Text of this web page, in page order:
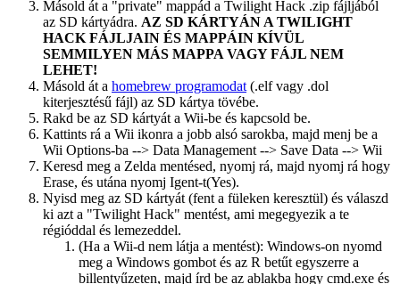
Másold át a "private" mappád a Twilight Hack .zip fájljából
az SD kártyádra. AZ SD KÁRTYÁN A TWILIGHT
HACK FÁJLJAIN ÉS MAPPÁIN KÍVÜL
SEMMILYEN MÁS MAPPA VAGY FÁJL NEM
LEHET!
Másold át a homebrew programodat (.elf vagy .dol
kiterjesztésű fájl) az SD kártya tövébe.
Rakd be az SD kártyát a Wii-be és kapcsold be.
Kattints rá a Wii ikonra a jobb alsó sarokba, majd menj be a
Wii Options-ba --> Data Management --> Save Data --> Wii
Keresd meg a Zelda mentésed, nyomj rá, majd nyomj rá hogy
Erase, és utána nyomj Igent-t(Yes).
Nyisd meg az SD kártyát (fent a füleken keresztül) és válaszd
ki azt a "Twilight Hack" mentést, ami megegyezik a te
régióddal és lemezeddel.
(Ha a Wii-d nem látja a mentést): Windows-on nyomd
meg a Windows gombot és az R betűt egyszerre a
billentyűzeten, majd írd be az ablakba hogy cmd.exe és